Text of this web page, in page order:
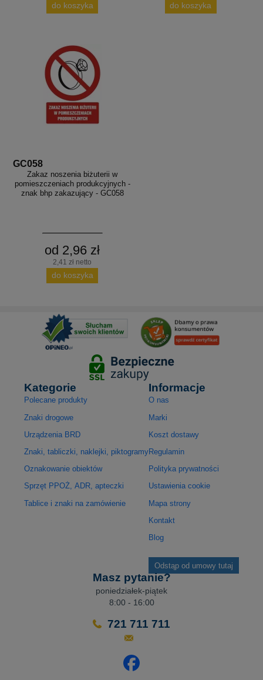
do koszyka do koszyka
GC058
Zakaz noszenia biżuterii w
pomieszczeniach produkcyjnych -
znak bhp zakazujący - GC058
od 2,96 zł
2,41 zł netto
do koszyka
Kategorie
Polecane produkty
Znaki drogowe
Urządzenia BRD
Znaki, tabliczki, naklejki, piktogramy
Oznakowanie obiektów
Sprzęt PPOŻ, ADR, apteczki
Tablice i znaki na zamówienie
Informacje
O nas
Marki
Koszt dostawy
Regulamin
Polityka prywatności
Ustawienia cookie
Mapa strony
Kontakt
Blog
Odstąp od umowy tutaj
Masz pytanie?
poniedziałek-piątek
8:00 - 16:00
721 711 711
Odwiedź nasz profil na